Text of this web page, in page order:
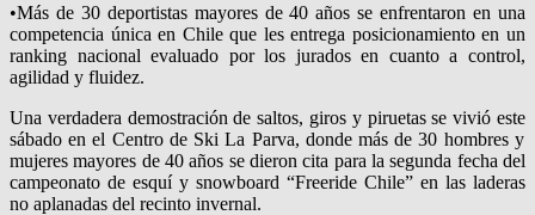
•Más de 30 deportistas mayores de 40 años se enfrentaron en una
competencia única en Chile que les entrega posicionamiento en un
ranking nacional evaluado por los jurados en cuanto a control,
agilidad y fluidez.
Una verdadera demostracióndesaltos, giros y piruetassevivió este
sábadoen el Centro de Ski La Parva, donde más de 30 hombres y
mujeres mayores de 40 años se dieron cita para lasegunda fecha del
campeonato de esquí y snowboard “Freeride Chile” en las laderas
no aplanadas del recinto invernal.